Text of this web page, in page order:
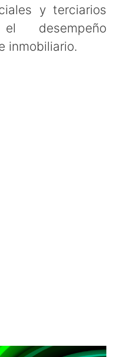
y terciarios
desempeño
inmobiliario.